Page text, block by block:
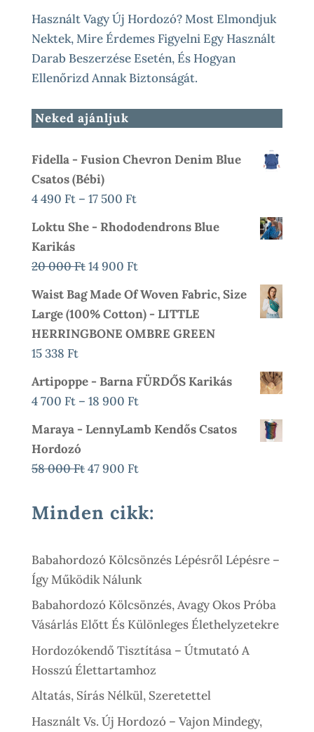
Használt Vagy Új Hordozó? Most Elmondjuk
Nektek, Mire Érdemes Figyelni Egy Használt
Darab Beszerzése Esetén, És Hogyan
Ellenőrizd Annak Biztonságát.
Neked ajánljuk
Fidella - Fusion Chevron Denim Blue
Csatos (bébi)
4 490 Ft – 17 500 FtÁrtartomány:
490 Ft
17
500 Ft
Loktu She - Rhododendrons Blue
Karikás
20 000FtOriginal
Was:
20
000 Ft.
14 900 FtCurrent
14
900 Ft.
Waist Bag Made Of Woven Fabric, Size
Large (100% Cotton) - LITTLE
HERRINGBONE OMBRE GREEN
15 338 Ft
Artipoppe - Barna FÜRDŐS Karikás
4 700 Ft – 18 900 FtÁrtartomány:
700 Ft
Maraya - LennyLamb Kendős Csatos
Hordozó
58 000FtOriginal
Was:
47 900 FtCurrent
Is:
Minden cikk:
Babahordozó Kölcsönzés Lépésről Lépésre –
Így Működik Nálunk
Babahordozó Kölcsönzés, Avagy Okos Próba
Vásárlás Előtt És Különleges Élethelyzetekre
Hordozókendő Tisztítása – Útmutató A
Hosszú Élettartamhoz
Altatás, Sírás Nélkül, Szeretettel
Használt Vs. Új Hordozó – Vajon Mindegy,